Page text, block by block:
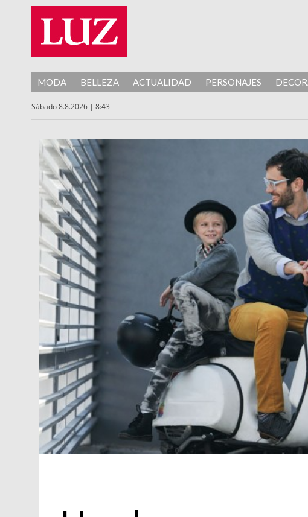
MODA BELLEZA ACTUALIDAD PERSONAJES
Sábado 8.8.2026 | 8:43